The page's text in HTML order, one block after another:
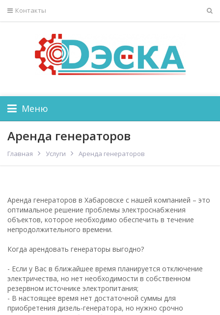
Контакты
Меню
Аренда генераторов
Главная Услуги Аренда генераторов
Аренда генераторов в Хабаровске с нашей компанией – это
оптимальное решение проблемы электроснабжения
объектов, которое необходимо обеспечить в течение
непродолжительного времени.
Когда арендовать генераторы выгодно?
- Если у Вас в ближайшее время планируется отключение
электричества, но нет необходимости в собственном
резервном источнике электропитания;
- В настоящее время нет достаточной суммы для
приобретения дизель-генератора, но нужно срочно